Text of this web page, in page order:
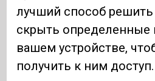
лучший способ решить
скрыть определенные
вашем устройстве,
получить к ним доступ.